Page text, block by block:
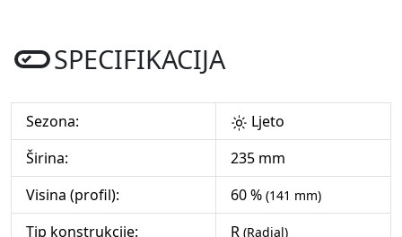
SPECIFIKACIJA
Sezona:
Ljeto
Širina:
235 mm
Visina (profil):
60 % (141 mm)
Tip konstrukcije: R (Radial)